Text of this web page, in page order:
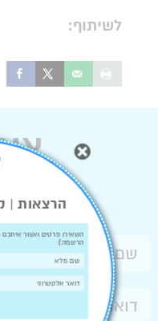
לשיתוף:
הרצאות |
השאירו פרטים ואצור
הרשמה):